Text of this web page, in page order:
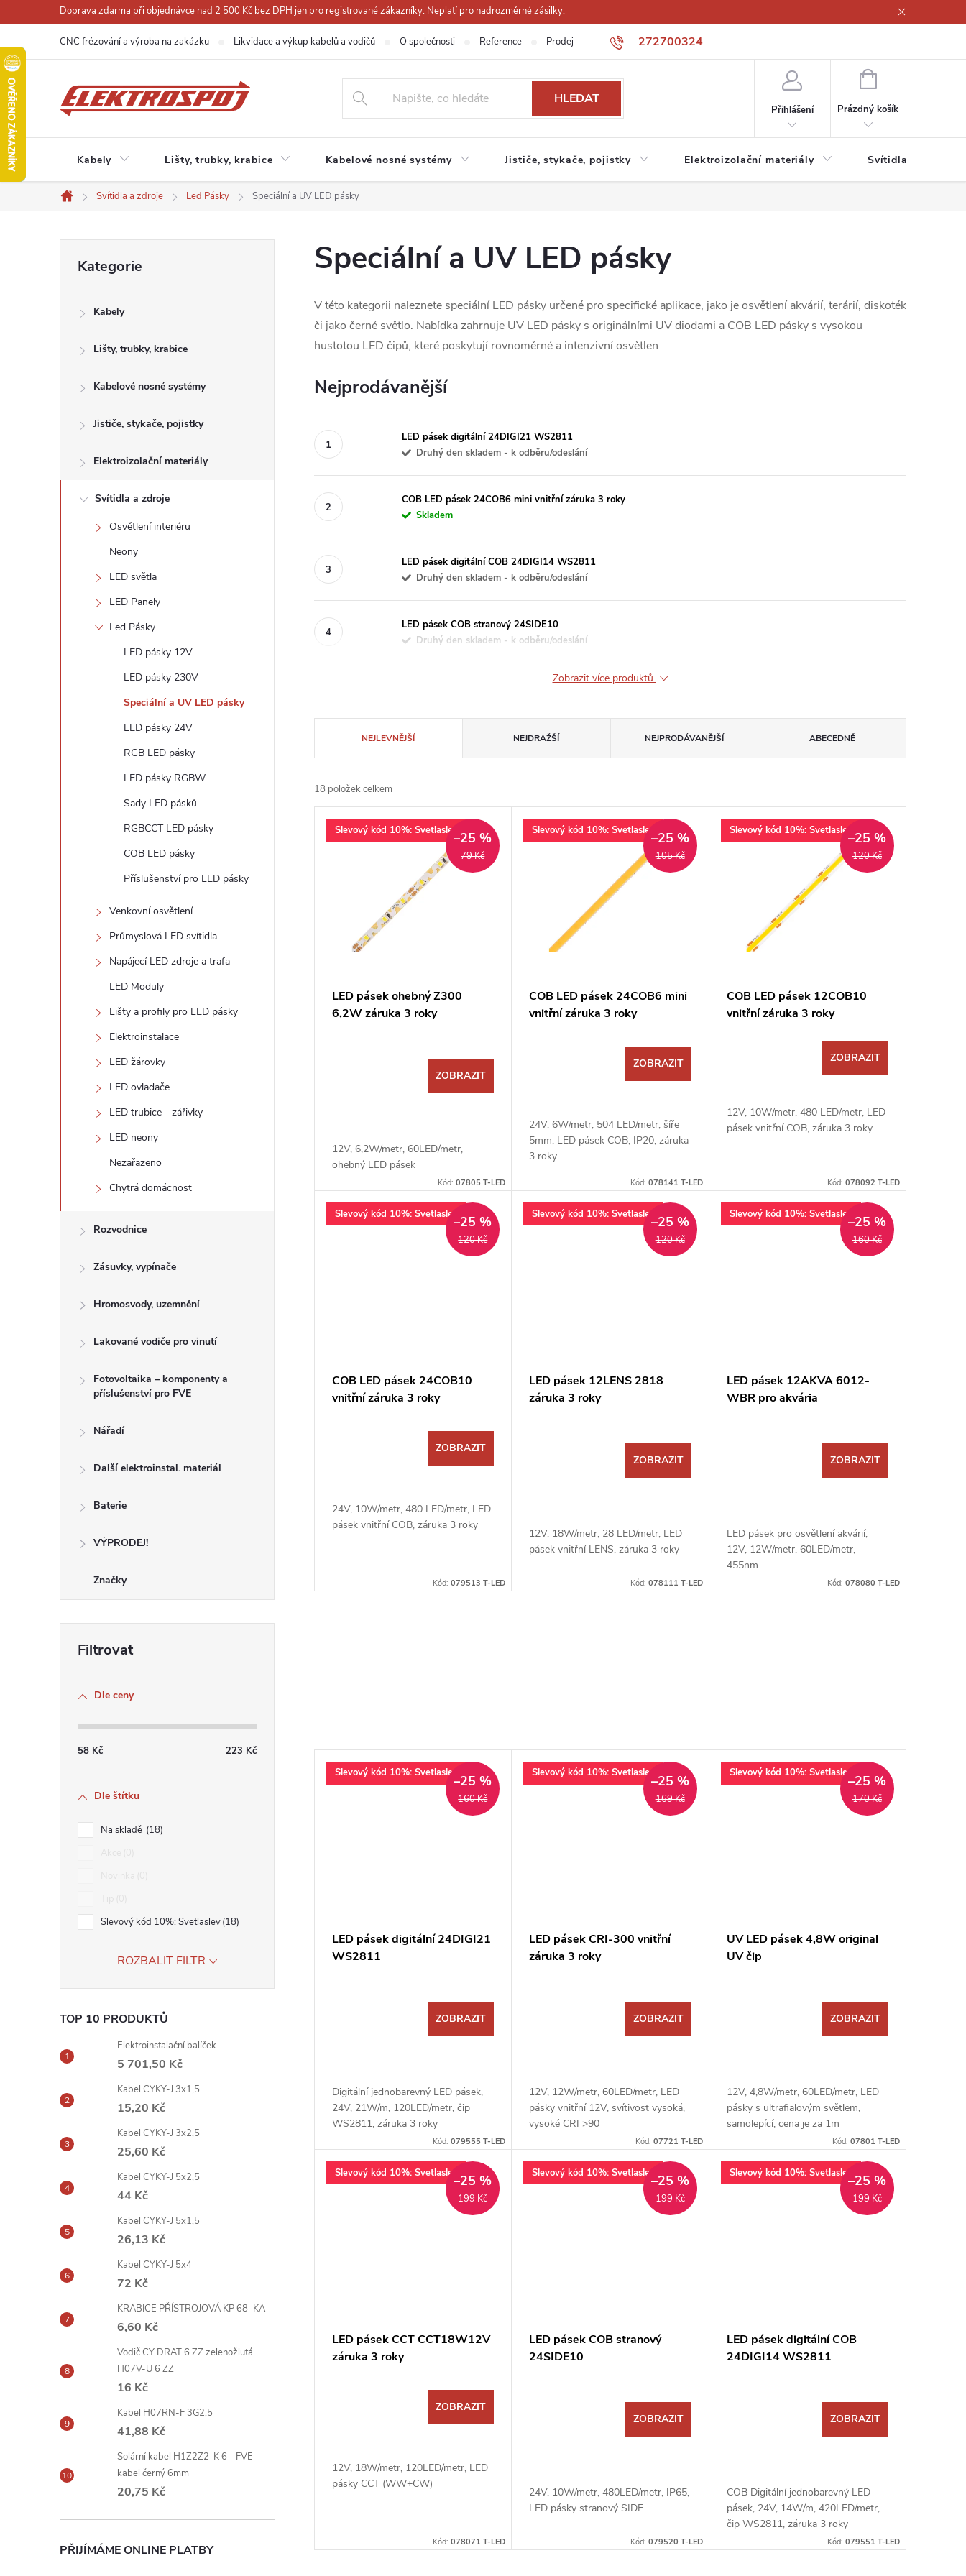
na
obsah
Doprava zdarma při objednávce nad 2 500 Kč bez DPH jen pro registrované zákazníky. Neplatí pro nadrozměrné zásilky.
272700324
CNC frézování a výroba na zakázku Likvidace a výkup kabelů a vodičů O společnosti Reference Prodejna Obchodní podmínky
HLEDAT
Přihlášení
NÁKUPNÍ
Prázdný košík
Kabely Lišty, trubky, krabice Kabelové nosné systémy Jističe, stykače, pojistky Elektroizolační materiály Svítidla a zdroje
Domů
Svítidla a zdroje Led Pásky Speciální a UV LED pásky
n
kategorie
Kategorie
Kabely
Lišty, trubky, krabice
Kabelové nosné systémy
Jističe, stykače, pojistky
Elektroizolační materiály
Svítidla a zdroje
Osvětlení interiéru
Neony
LED světla
LED Panely
Led Pásky
LED pásky 12V
LED pásky 230V
Speciální a UV LED pásky
LED pásky 24V
RGB LED pásky
LED pásky RGBW
Sady LED pásků
RGBCCT LED pásky
COB LED pásky
Příslušenství pro LED pásky
Venkovní osvětlení
Průmyslová LED svítidla
Napájecí LED zdroje a trafa
LED Moduly
Lišty a profily pro LED pásky
Elektroinstalace
LED žárovky
LED ovladače
LED trubice - zářivky
LED neony
Nezařazeno
Chytrá domácnost
Rozvodnice
Zásuvky, vypínače
Hromosvody, uzemnění
Lakované vodiče pro vinutí
Fotovoltaika – komponenty a
příslušenství pro FVE
Nářadí
Další elektroinstal. materiál
Baterie
VÝPRODEJ!
Značky
Dle ceny
58 Kč 223 Kč
Dle štítku
Na skladě 18
Slevový kód 10%: Svetlaslev 18
ROZBALIT FILTR
TOP 10 PRODUKTŮ
Elektroinstalační balíček
5 701,50 Kč
Kabel CYKY-J 3x1,5
15,20 Kč
Kabel CYKY-J 3x2,5
25,60 Kč
Kabel CYKY-J 5x2,5
44 Kč
Kabel CYKY-J 5x1,5
26,13 Kč
Kabel CYKY-J 5x4
72 Kč
KRABICE PŘÍSTROJOVÁ KP 68_KA
6,60 Kč
Vodič CY DRAT 6 ZZ zelenožlutá
H07V-U 6 ZZ
16 Kč
Kabel H07RN-F 3G2,5
41,88 Kč
Solární kabel H1Z2Z2-K 6 - FVE
kabel černý 6mm
20,75 Kč
PŘIJÍMÁME ONLINE PLATBY
Speciální a UV LED pásky
V této kategorii naleznete speciální LED pásky určené pro specifické aplikace, jako je osvětlení akvárií, terárií, diskoték
či jako černé světlo. Nabídka zahrnuje UV LED pásky s originálními UV diodami a COB LED pásky s vysokou
hustotou LED čipů, které poskytují rovnoměrné a intenzivní osvětlen
Nejprodávanější
LED pásek digitální 24DIGI21 WS2811
Druhý den skladem - k odběru/odeslání
COB LED pásek 24COB6 mini vnitřní záruka 3 roky
Skladem
LED pásek digitální COB 24DIGI14 WS2811
Druhý den skladem - k odběru/odeslání
LED pásek COB stranový 24SIDE10
Druhý den skladem - k odběru/odeslání
Zobrazit více produktů
a
z
e
ů
NEJLEVNĚJŠÍ NEJDRAŽŠÍ NEJPRODÁVANĚJŠÍ ABECEDNĚ
18 položek celkem
V
k
Slevový kód 10%: Svetlaslev
79 Kč
–25 %
LED pásek ohebný Z300
6,2W záruka 3 roky
ZOBRAZIT
12V, 6,2W/metr, 60LED/metr,
ohebný LED pásek
Kód:07805 T-LED
Slevový kód 10%: Svetlaslev
105 Kč
–25 %
COB LED pásek 24COB6 mini
vnitřní záruka 3 roky
ZOBRAZIT
24V, 6W/metr, 504 LED/metr, šíře
5mm, LED pásek COB, IP20, záruka
3 roky
Kód: 078141 T-LED
Slevový kód 10%: Svetlaslev
120 Kč
–25 %
COB LED pásek 12COB10
vnitřní záruka 3 roky
ZOBRAZIT
12V, 10W/metr, 480 LED/metr, LED
pásek vnitřní COB, záruka 3 roky
Kód: 078092 T-LED
Slevový kód 10%: Svetlaslev
120 Kč
–25 %
COB LED pásek 24COB10
vnitřní záruka 3 roky
ZOBRAZIT
24V, 10W/metr, 480 LED/metr, LED
pásek vnitřní COB, záruka 3 roky
Kód:079513 T-LED
Slevový kód 10%: Svetlaslev
120 Kč
–25 %
LED pásek 12LENS 2818
záruka 3 roky
ZOBRAZIT
12V, 18W/metr, 28 LED/metr, LED
pásek vnitřní LENS, záruka 3 roky
Kód: 078111 T-LED
Slevový kód 10%: Svetlaslev
160 Kč
–25 %
LED pásek 12AKVA 6012-
WBR pro akvária
ZOBRAZIT
LED pásek pro osvětlení akvárií,
12V, 12W/metr, 60LED/metr,
455nm
Kód: 078080 T-LED
Slevový kód 10%: Svetlaslev
160 Kč
–25 %
LED pásek digitální 24DIGI21
WS2811
ZOBRAZIT
Digitální jednobarevný LED pásek,
24V, 21W/m, 120LED/metr, čip
WS2811, záruka 3 roky
Kód:079555 T-LED
Slevový kód 10%: Svetlaslev
169 Kč
–25 %
LED pásek CRI-300 vnitřní
záruka 3 roky
ZOBRAZIT
12V, 12W/metr, 60LED/metr, LED
pásky vnitřní 12V, svítivost vysoká,
vysoké CRI >90
Kód: 07721 T-LED
Slevový kód 10%: Svetlaslev
170 Kč
–25 %
UV LED pásek 4,8W original
UV čip
ZOBRAZIT
12V, 4,8W/metr, 60LED/metr, LED
pásky s ultrafialovým světlem,
samolepící, cena je za 1m
Kód: 07801 T-LED
Slevový kód 10%: Svetlaslev
199 Kč
–25 %
LED pásek CCT CCT18W12V
záruka 3 roky
ZOBRAZIT
12V, 18W/metr, 120LED/metr, LED
pásky CCT (WW+CW)
Kód:078071 T-LED
Slevový kód 10%: Svetlaslev
199 Kč
–25 %
LED pásek COB stranový
24SIDE10
ZOBRAZIT
24V, 10W/metr, 480LED/metr, IP65,
LED pásky stranový SIDE
Kód: 079520 T-LED
Slevový kód 10%: Svetlaslev
199 Kč
–25 %
LED pásek digitální COB
24DIGI14 WS2811
ZOBRAZIT
COB Digitální jednobarevný LED
pásek, 24V, 14W/m, 420LED/metr,
čip WS2811, záruka 3 roky
Kód: 079551 T-LED